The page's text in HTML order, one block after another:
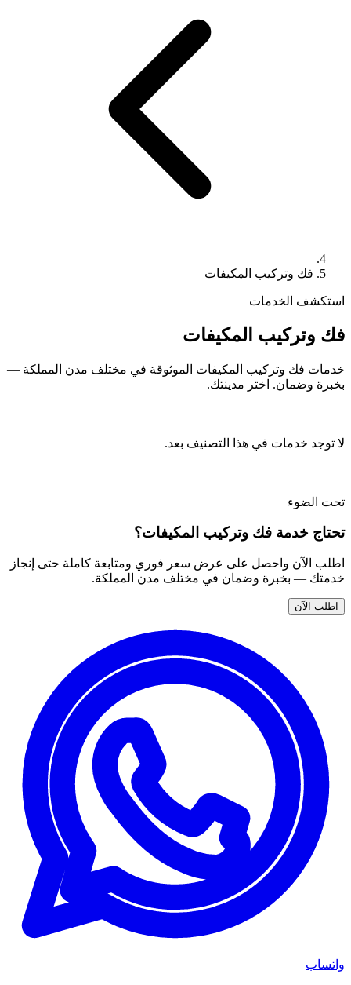
فك وتركيب المكيفات
استكشف الخدمات
فك وتركيب المكيفات
خدمات فك وتركيب المكيفات الموثوقة في مختلف مدن المملكة —
بخبرة وضمان. اختر مدينتك.
لا توجد خدمات في هذا التصنيف بعد.
تحت الضوء
تحتاج خدمة فك وتركيب المكيفات؟
اطلب الآن واحصل على عرض سعر فوري ومتابعة كاملة حتى إنجاز
خدمتك — بخبرة وضمان في مختلف مدن المملكة.
اطلب الآن
واتساب